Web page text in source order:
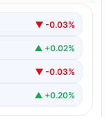
Politikası▼ -0.03%
▲ +0.02%
▼ -0.03%
▲ +0.20%